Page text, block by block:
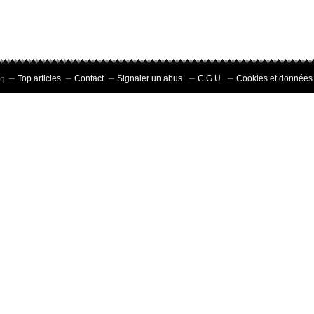
Top articles Contact Signaler un abus C.G.U. Cookies et